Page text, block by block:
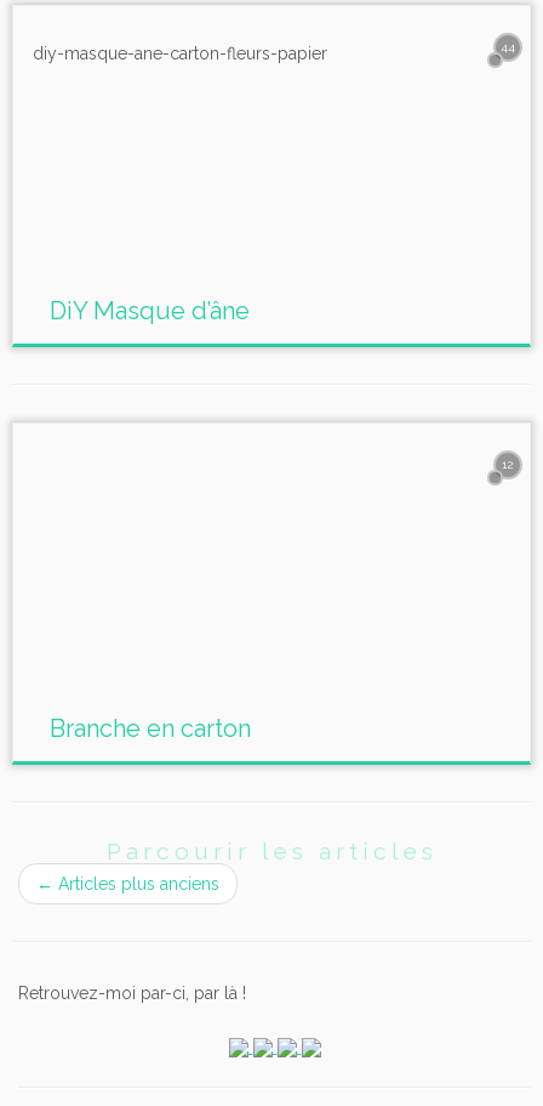
44
DiY Masque d’âne
12
Branche en carton
Parcourir les articles
← Articles plus anciens
Retrouvez-moi par-ci, par là !